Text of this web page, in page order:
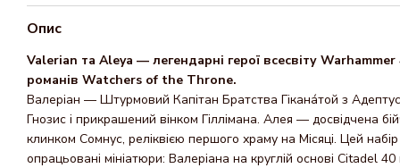
Опис
Valerian та Aleya — легендарні герої всесвіту Warhammer
романів Watchers of the Throne.
Валеріан — Штурмовий Капітан Братства Гікана́той з
Гнозис і прикрашений вінком Гіллімана. Алея — досвідчена
клинком Сомнус, реліквією першого храму на Місяці. Цей
опрацьовані мініатюри: Валеріана на круглій основі Citadel